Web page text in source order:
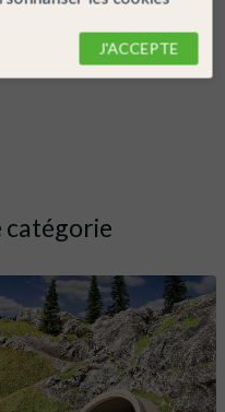
catégorie
J'ACCEPTE